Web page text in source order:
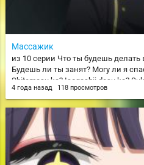
Массажик
из 10 серии Что ты будешь
Будешь ли ты занят? Могу ли я
Shitemasu ka? Isogashii desu ka?
WorldEnd
4 года назад 118 просмотров